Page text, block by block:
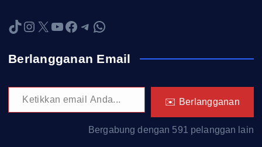
TikTok Instagram X YouTube Facebook Telegram WhatsApp
Berlangganan Email
Ketikkan email Anda...
✉️ Berlangganan
Bergabung dengan 591 pelanggan lain